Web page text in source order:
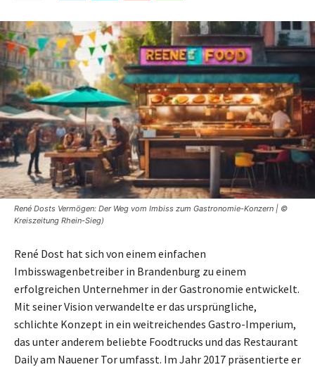
René Dosts Vermögen: Der Weg vom Imbiss zum Gastronomie-Konzern | ©
Kreiszeitung Rhein-Sieg)
René Dost hat sich von einem einfachen
Imbisswagenbetreiber in Brandenburg zu einem
erfolgreichen Unternehmer in der Gastronomie entwickelt.
Mit seiner Vision verwandelte er das ursprüngliche,
schlichte Konzept in ein weitreichendes Gastro-Imperium,
das unter anderem beliebte Foodtrucks und das Restaurant
Daily am Nauener Tor umfasst. Im Jahr 2017 präsentierte er